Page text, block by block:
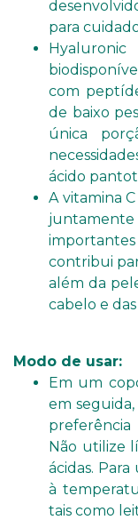
para
Hyaluronic
com
de baixo
única
ácido
A vitamina
contribui
além da
cabelo e
Modo de usar:
Em um
em
preferência
Não utilize
ácidas.
à
tais como